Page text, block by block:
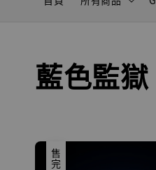
藍色監獄
售完